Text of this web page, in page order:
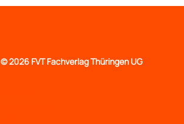
©2026 FVT Fachverlag Thüringen UG